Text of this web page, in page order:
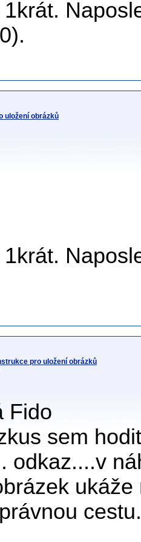
uložení obrázků
pro uložení obrázků
Fido
sem
odkaz....v